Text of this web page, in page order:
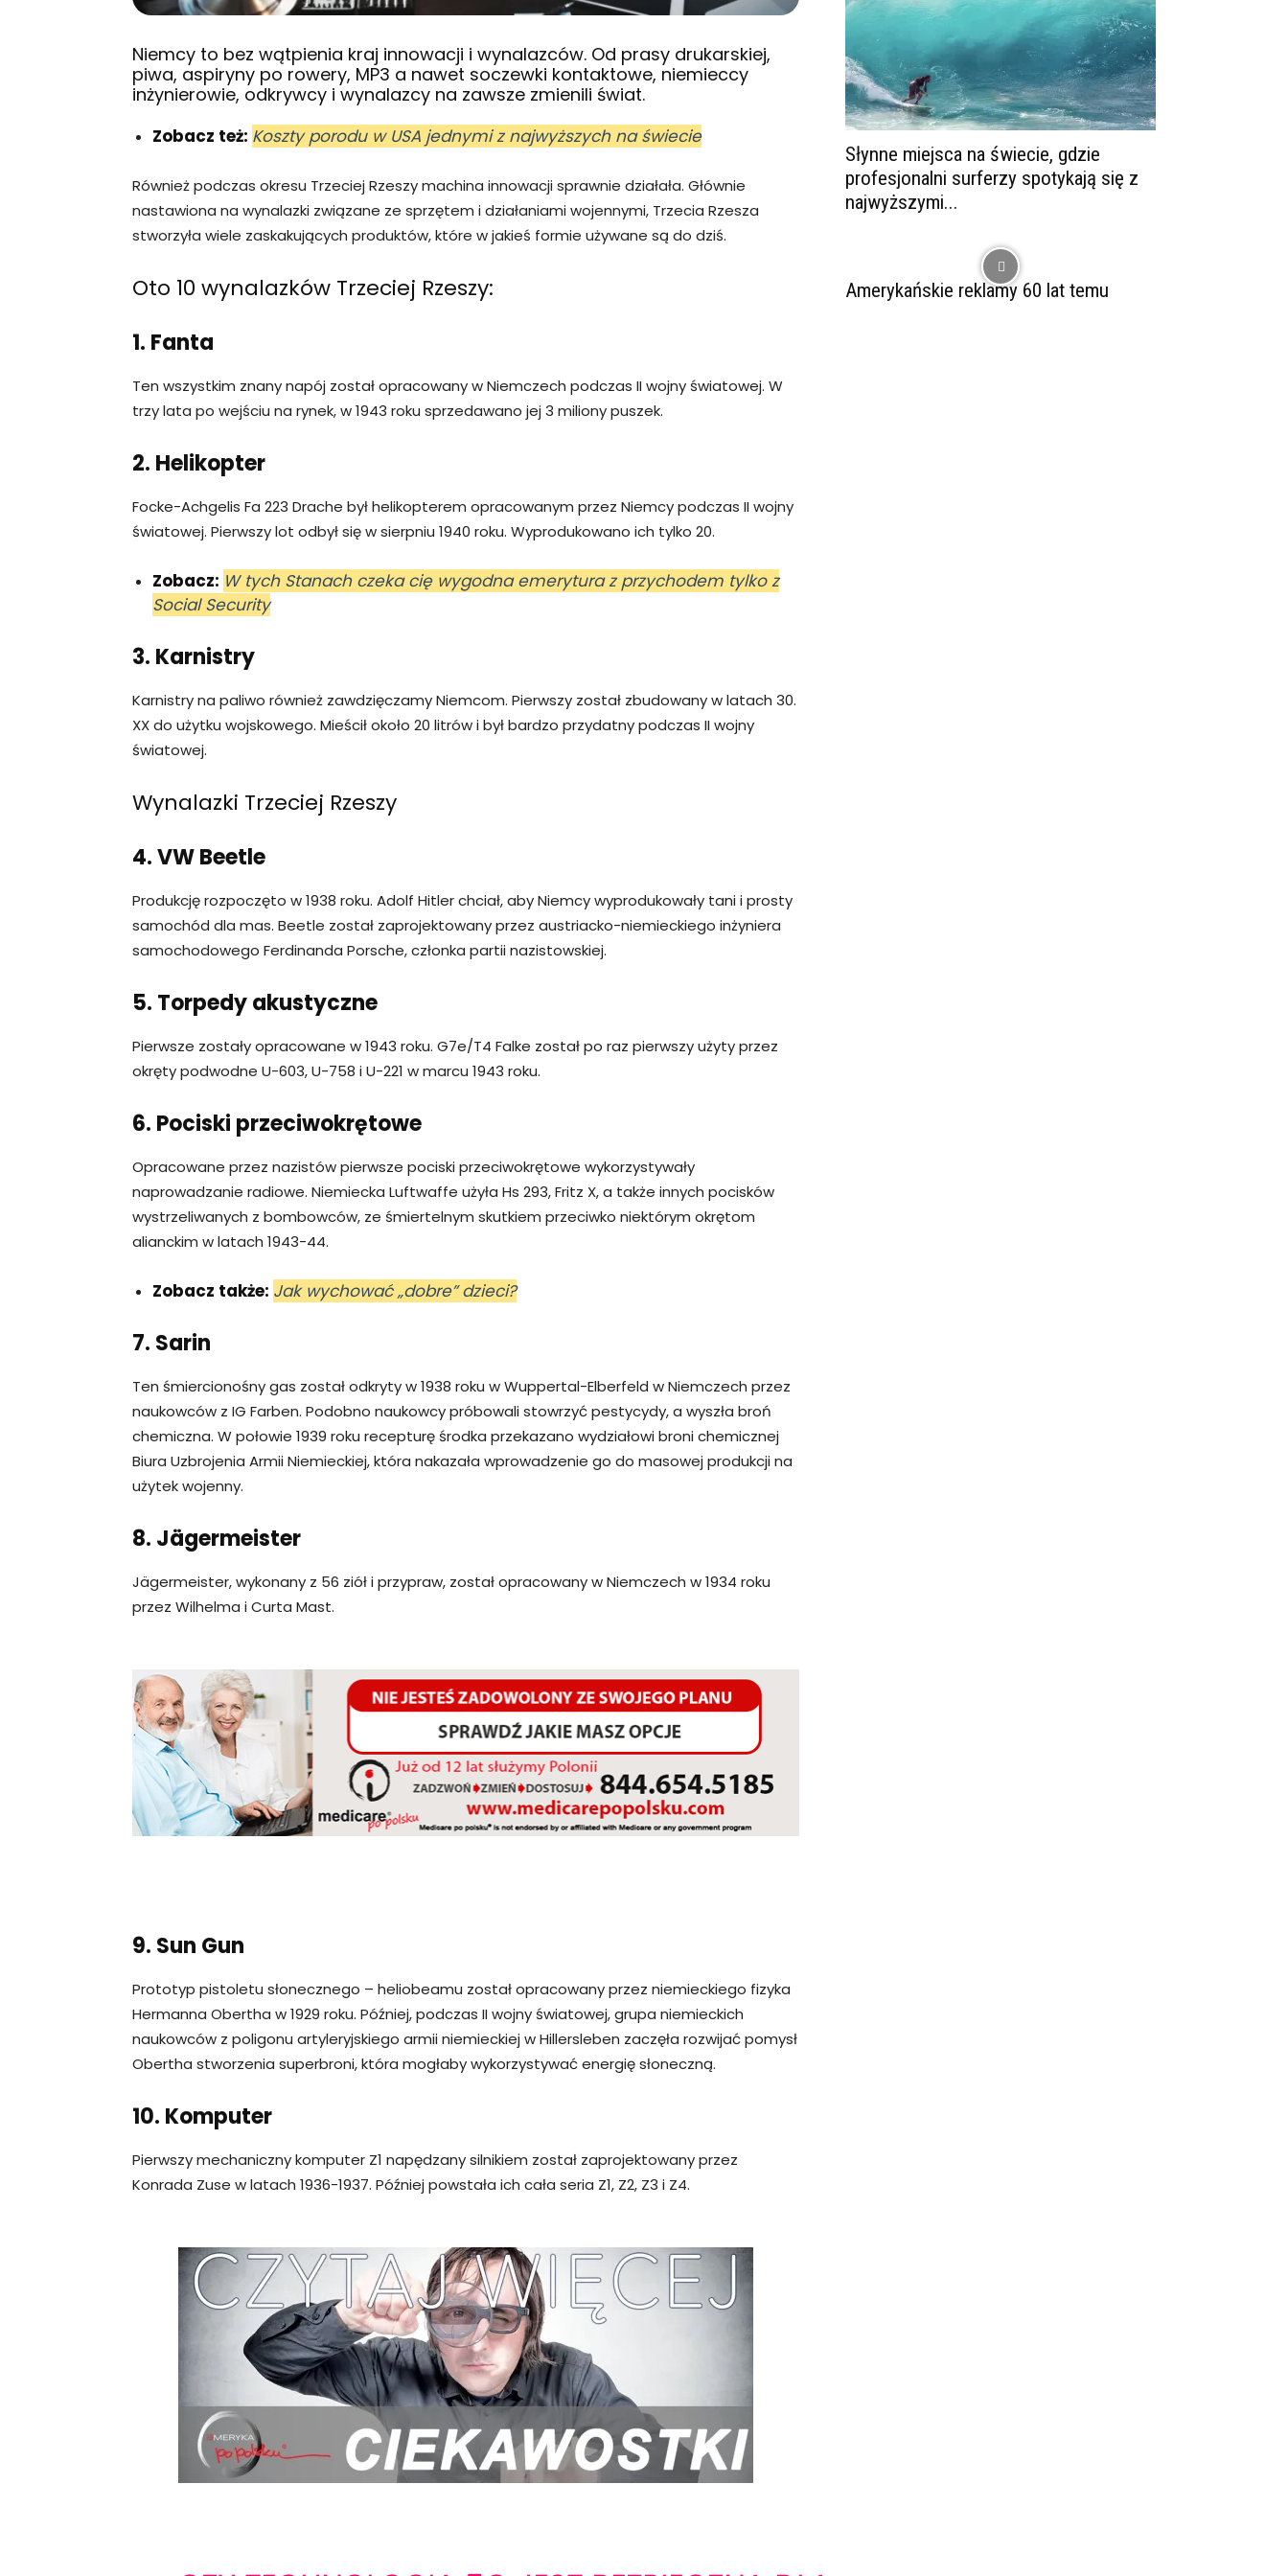
Niemcy to bez wątpienia kraj innowacji i wynalazców. Od prasy drukarskiej,
piwa, aspiryny po rowery, MP3 a nawet soczewki kontaktowe, niemieccy
inżynierowie, odkrywcy i wynalazcy na zawsze zmienili świat.
Zobacz też: Koszty porodu w USA jednymi z najwyższych na świecie
Również podczas okresu Trzeciej Rzeszy machina innowacji sprawnie działała. Głównie
nastawiona na wynalazki związane ze sprzętem i działaniami wojennymi, Trzecia Rzesza
stworzyła wiele zaskakujących produktów, które w jakieś formie używane są do dziś.
Oto 10 wynalazków Trzeciej Rzeszy:
1. Fanta
Ten wszystkim znany napój został opracowany w Niemczech podczas II wojny światowej. W
trzy lata po wejściu na rynek, w 1943 roku sprzedawano jej 3 miliony puszek.
2. Helikopter
Focke-Achgelis Fa 223 Drache był helikopterem opracowanym przez Niemcy podczas II wojny
światowej. Pierwszy lot odbył się w sierpniu 1940 roku. Wyprodukowano ich tylko 20.
Zobacz: W tych Stanach czeka cię wygodna emerytura z przychodem tylko z
Social Security
3. Karnistry
Karnistry na paliwo również zawdzięczamy Niemcom. Pierwszy został zbudowany w latach 30.
XX do użytku wojskowego. Mieścił około 20 litrów i był bardzo przydatny podczas II wojny
światowej.
Wynalazki Trzeciej Rzeszy
4. VW Beetle
Produkcję rozpoczęto w 1938 roku. Adolf Hitler chciał, aby Niemcy wyprodukowały tani i prosty
samochód dla mas. Beetle został zaprojektowany przez austriacko-niemieckiego inżyniera
samochodowego Ferdinanda Porsche, członka partii nazistowskiej.
5. Torpedy akustyczne
Pierwsze zostały opracowane w 1943 roku. G7e/T4 Falke został po raz pierwszy użyty przez
okręty podwodne U-603, U-758 i U-221 w marcu 1943 roku.
6. Pociski przeciwokrętowe
Opracowane przez nazistów pierwsze pociski przeciwokrętowe wykorzystywały
naprowadzanie radiowe. Niemiecka Luftwaffe użyła Hs 293, Fritz X, a także innych pocisków
wystrzeliwanych z bombowców, ze śmiertelnym skutkiem przeciwko niektórym okrętom
alianckim w latach 1943-44.
Zobacz także: Jak wychować „dobre” dzieci?
7. Sarin
Ten śmiercionośny gas został odkryty w 1938 roku w Wuppertal-Elberfeld w Niemczech przez
naukowców z IG Farben. Podobno naukowcy próbowali stowrzyć pestycydy, a wyszła broń
chemiczna. W połowie 1939 roku recepturę środka przekazano wydziałowi broni chemicznej
Biura Uzbrojenia Armii Niemieckiej, która nakazała wprowadzenie go do masowej produkcji na
użytek wojenny.
8. Jägermeister
Jägermeister, wykonany z 56 ziół i przypraw, został opracowany w Niemczech w 1934 roku
przez Wilhelma i Curta Mast.
9. Sun Gun
Prototyp pistoletu słonecznego – heliobeamu został opracowany przez niemieckiego fizyka
Hermanna Obertha w 1929 roku. Później, podczas II wojny światowej, grupa niemieckich
naukowców z poligonu artyleryjskiego armii niemieckiej w Hillersleben zaczęła rozwijać pomysł
Obertha stworzenia superbroni, która mogłaby wykorzystywać energię słoneczną.
10. Komputer
Pierwszy mechaniczny komputer Z1 napędzany silnikiem został zaprojektowany przez
Konrada Zuse w latach 1936-1937. Później powstała ich cała seria Z1, Z2, Z3 i Z4.
Słynne miejsca na świecie, gdzie
profesjonalni surferzy spotykają się z
najwyższymi...
Amerykańskie reklamy 60 lat temu